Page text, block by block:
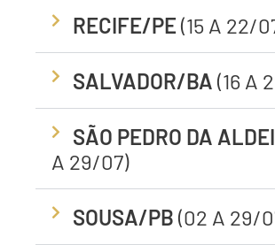
RECIFE/PE(15 A 22/
SALVADOR/BA (16 A
SÃO PEDRO DA
A 29/07)
SOUSA/PB (02 A 29/